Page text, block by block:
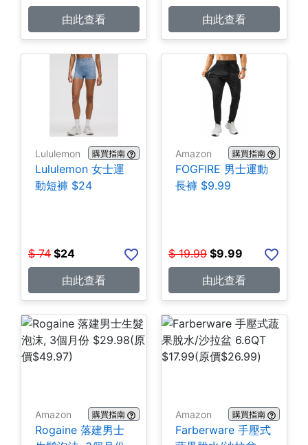
由此查看
由此查看
Lululemon 購買指南
Lululemon 女士運
動短褲 $24
$ 74 $24
由此查看
Amazon 購買指南
FOGFIRE 男士運動
長褲 $9.99
$ 19.99 $9.99
由此查看
Amazon 購買指南
Rogaine 落建男士
Amazon 購買指南
Farberware 手壓式